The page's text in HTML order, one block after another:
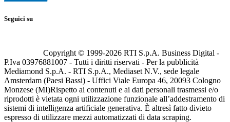
Seguici su
Copyright © 1999-2026 RTI S.p.A. Business Digital -
P.Iva 03976881007 - Tutti i diritti riservati - Per la pubblicità
Mediamond S.p.A. - RTI S.p.A., Mediaset N.V., sede legale
Amsterdam (Paesi Bassi) - Uffici Viale Europa 46, 20093 Cologno
Monzese (MI)Rispetto ai contenuti e ai dati personali trasmessi e/o
riprodotti è vietata ogni utilizzazione funzionale all’addestramento di
sistemi di intelligenza artificiale generativa. È altresì fatto divieto
espresso di utilizzare mezzi automatizzati di data scraping.